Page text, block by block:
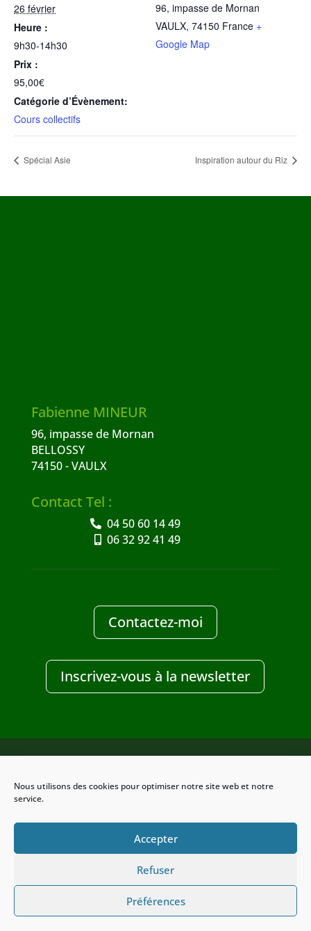
Nous utilisons des cookies pour optimiser notre site web et notre
service.
Accepter
Refuser
Préférences
26 février
Heure :
9h30-14h30
Prix :
95,00€
Catégorie d’Évènement:
Cours collectifs
96, impasse de Mornan
VAULX, 74150 France +
Google Map
Spécial Asie Inspiration autour du Riz
Fabienne MINEUR
96, impasse de Mornan
BELLOSSY
74150 - VAULX
Contact Tel :
04 50 60 14 49
06 32 92 41 49
Contactez-moi
Inscrivez-vous à la newsletter
Design Clic-services